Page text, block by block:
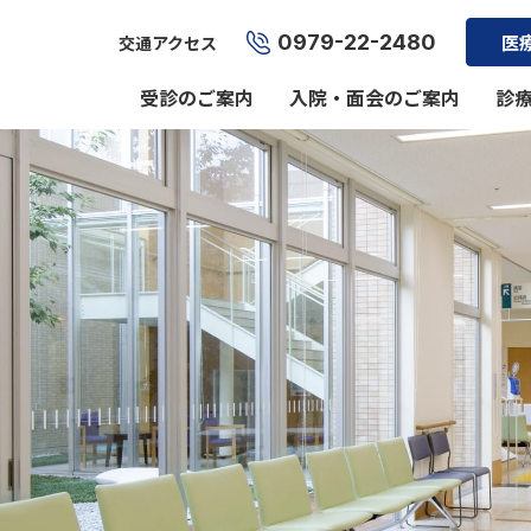
交通アクセス 0979-22-2480 医
受診のご案内 入院・面会のご案内 診